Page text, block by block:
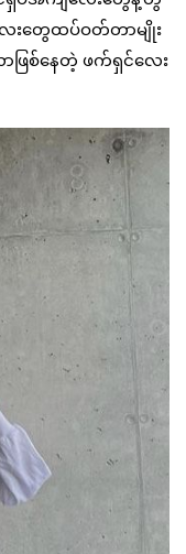
းတွေထပ်ဝတ်တာမျိုး
ဖြစ်နေတဲ့ ဖက်ရှင်လေး